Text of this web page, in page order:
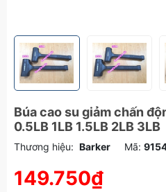
Búa cao su giảm chấn
0.5LB 1LB 1.5LB 2LB 3LB
Thương hiệu: Barker Mã:
149.750₫